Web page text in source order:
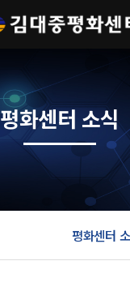
평화센터
평화센터 소식